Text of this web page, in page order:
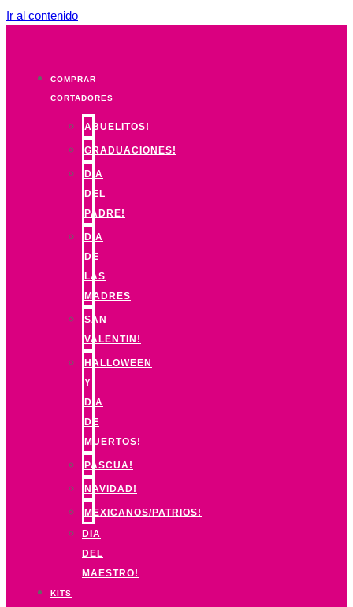
Ir al contenido
COMPRAR
CORTADORES
ABUELITOS!
GRADUACIONES!
DIA
DEL
PADRE!
DIA
DE
LAS
MADRES
SAN
VALENTIN!
HALLOWEEN
Y
DIA
DE
MUERTOS!
PASCUA!
NAVIDAD!
MEXICANOS/PATRIOS!
DIA
DEL
MAESTRO!
KITS